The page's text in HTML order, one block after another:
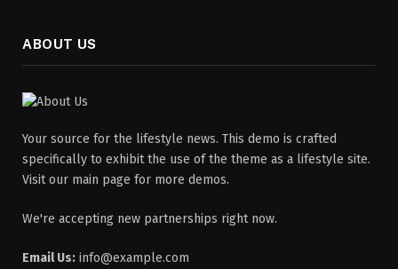
ABOUT US
Your source for the lifestyle news. This demo is crafted
specifically to exhibit the use of the theme as a lifestyle site.
Visit our main page for more demos.
We're accepting new partnerships right now.
Email Us: info@example.com